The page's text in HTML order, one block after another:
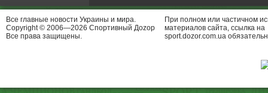
Все главные новости Украины и мира.
Copyright © 2006—2026 Спортивный Доzор
Все права защищены.
При полном или частичном
материалов сайта, ссылка на
sport.dozor.com.ua